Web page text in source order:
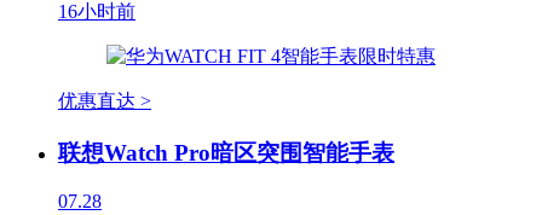
16小时前
优惠直达 >
联想Watch Pro暗区突围智能手表
07.28